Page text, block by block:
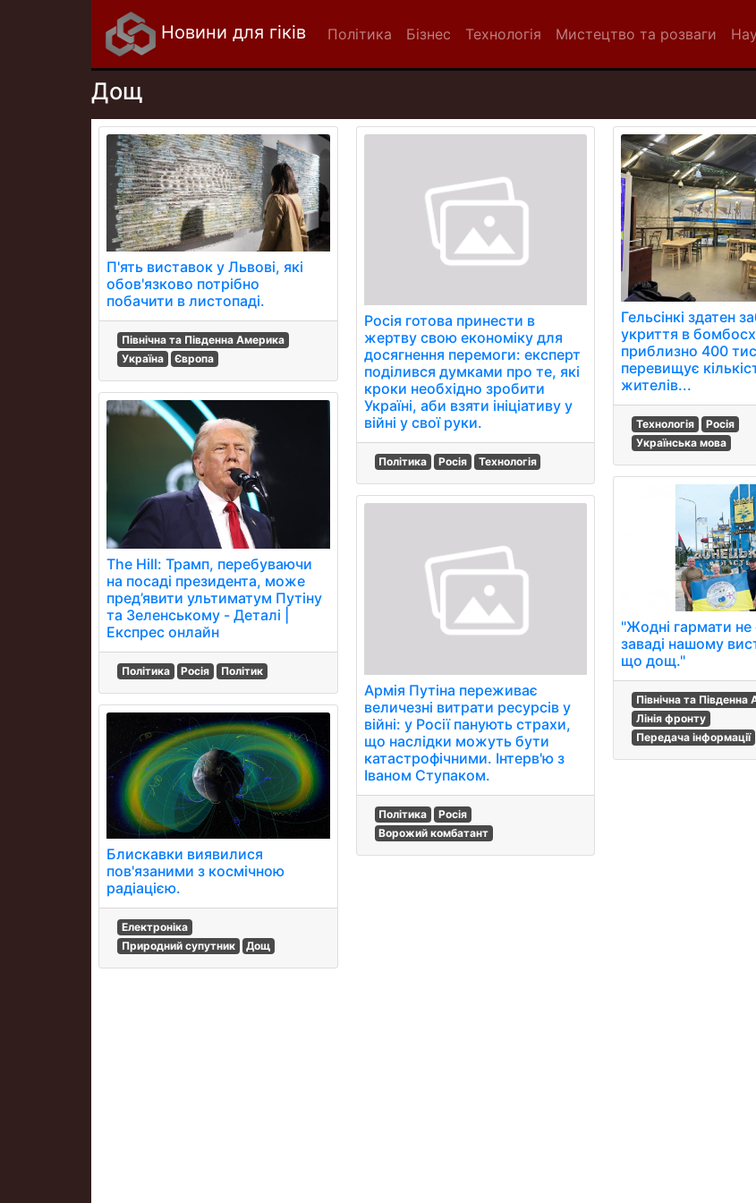
Новини для гіків Політика Бізнес Технологія Мистецтво та розваги
Дощ
П'ять виставок у Львові, які
обов'язково потрібно
побачити в листопаді.
Північна та Південна Америка
Україна
Європа
The Hill: Трамп, перебуваючи
на посаді президента, може
пред’явити ультиматум Путіну
та Зеленському - Деталі |
Експрес онлайн
Політика Росія Політик
Блискавки виявилися
пов'язаними з космічною
радіацією.
Електроніка
Природний супутник
Дощ
Росія готова принести в
жертву свою економіку для
досягнення перемоги: експерт
поділився думками про те, які
кроки необхідно зробити
Україні, аби взяти ініціативу у
війні у свої руки.
Політика Росія Технологія
Армія Путіна переживає
величезні витрати ресурсів у
війні: у Росії панують страхи,
що наслідки можуть бути
катастрофічними. Інтерв'ю з
Іваном Ступаком.
Політика
Росія
Ворожий комбатант
Гельсінкі здатен
укриття в
приблизно 400
перевищує
жителів...
Технологія
Росія
Українська мова
"Жодні гармати не
заваді нашому
що дощ."
Північна та
Лінія фронту
Передача інформації